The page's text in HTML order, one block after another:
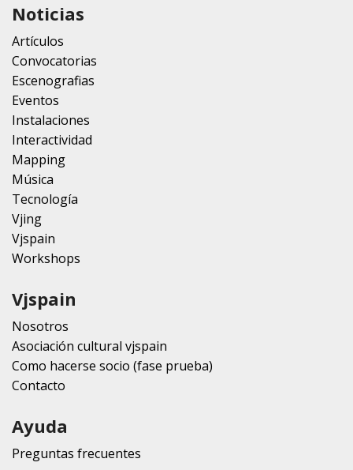
Noticias
Artículos
Convocatorias
Escenografias
Eventos
Instalaciones
Interactividad
Mapping
Música
Tecnología
Vjing
Vjspain
Workshops
Vjspain
Nosotros
Asociación cultural vjspain
Como hacerse socio (fase prueba)
Contacto
Ayuda
Preguntas frecuentes